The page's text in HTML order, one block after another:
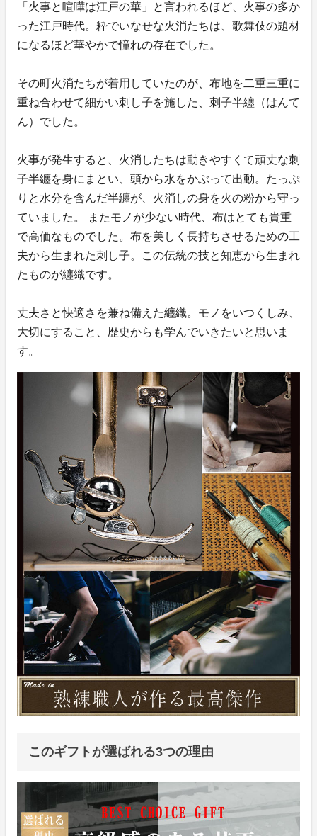
「火事と喧嘩は江戸の華」と言われるほど、火事の多か
った江戸時代。粋でいなせな火消たちは、歌舞伎の題材
になるほど華やかで憧れの存在でした。
その町火消たちが着用していたのが、布地を二重三重に
重ね合わせて細かい刺し子を施した、刺子半纏（はんて
ん）でした。
火事が発生すると、火消したちは動きやすくて頑丈な刺
子半纏を身にまとい、頭から水をかぶって出動。たっぷ
りと水分を含んだ半纏が、火消しの身を火の粉から守っ
ていました。 またモノが少ない時代、布はとても貴重
で高価なものでした。布を美しく長持ちさせるための工
夫から生まれた刺し子。この伝統の技と知恵から生まれ
たものが纏織です。
丈夫さと快適さを兼ね備えた纏織。モノをいつくしみ、
大切にすること、歴史からも学んでいきたいと思いま
す。
このギフトが選ばれる3つの理由